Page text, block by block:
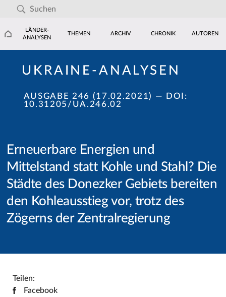
LÄNDER-
ANALYSEN
THEMEN ARCHIV CHRONIK AUTOREN
UKRAINE-ANALYSEN
AUSGABE 246 (17.02.2021)
— DOI:
10.31205/UA.246.02
Erneuerbare Energien und
Mittelstand statt Kohle und Stahl? Die
Städte des Donezker Gebiets bereiten
den Kohleausstieg vor, trotz des
Zögerns der Zentralregierung
Teilen:
Facebook